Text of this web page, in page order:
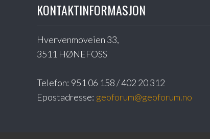
KONTAKTINFORMASJON
Hvervenmoveien 33,
3511 HØNEFOSS
Telefon: 951 06 158 / 402 20 312
Epostadresse: geoforum@geoforum.no